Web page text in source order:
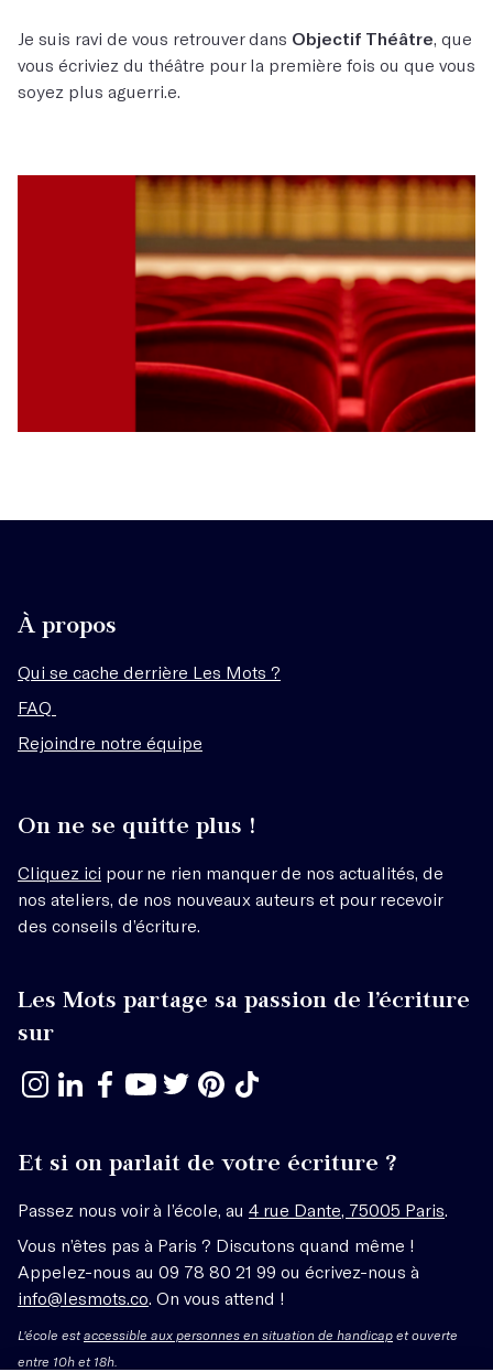
Je suis ravi de vous retrouver dans Objectif Théâtre, que
vous écriviez du théâtre pour la première fois ou que vous
soyez plus aguerri.e.
À propos
Qui se cache derrière Les Mots ?
FAQ
Rejoindre notre équipe
On ne se quitte plus !
Cliquez ici pour ne rien manquer de nos actualités, de
nos ateliers, de nos nouveaux auteurs et pour recevoir
des conseils d’écriture.
Les Mots partage sa passion de l’écriture
sur
Et si on parlait de votre écriture ?
Passez nous voir à l’école, au 4 rue Dante, 75005 Paris
Vous n’êtes pas à Paris ? Discutons quand même !
Appelez-nous au 09 78 80 21 99 ou écrivez-nous à
info@lesmots.co . On vous attend !
L'école estaccessible aux personnes en situation de handicap et ouverte
entre 10h et 18h.